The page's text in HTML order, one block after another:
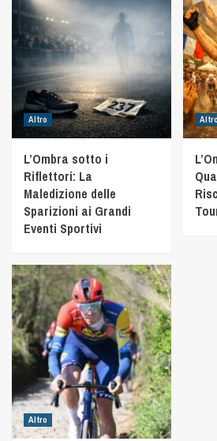
Altro
L’Ombra sotto i
Riflettori: La
Maledizione delle
Sparizioni ai Grandi
Eventi Sportivi
Altro
Altro